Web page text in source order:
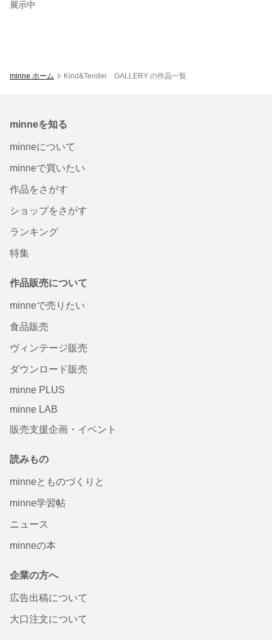
展示中
minne ホーム Kind&Tender GALLERY の作品一覧
minneを知る
minneについて
minneで買いたい
作品をさがす
ショップをさがす
ランキング
特集
作品販売について
minneで売りたい
食品販売
ヴィンテージ販売
ダウンロード販売
minne PLUS
minne LAB
販売支援企画・イベント
読みもの
minneとものづくりと
minne学習帖
ニュース
minneの本
企業の方へ
広告出稿について
大口注文について